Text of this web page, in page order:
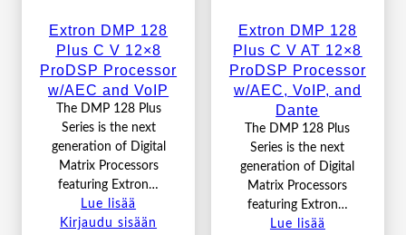
Extron DMP 128
Plus C V 12×8
ProDSP Processor
w/AEC and VoIP
The DMP 128 Plus
Series is the next
generation of Digital
Matrix Processors
featuring Extron…
Lue lisää
Kirjaudu sisään
Extron DMP 128
Plus C V AT 12×8
ProDSP Processor
w/AEC, VoIP, and
Dante
The DMP 128 Plus
Series is the next
generation of Digital
Matrix Processors
featuring Extron…
Lue lisää